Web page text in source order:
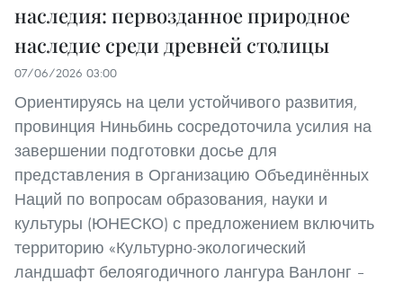
наследия: первозданное природное
наследие среди древней столицы
07/06/2026 03:00
Ориентируясь на цели устойчивого развития,
провинция Ниньбинь сосредоточила усилия на
завершении подготовки досье для
представления в Организацию Объединённых
Наций по вопросам образования, науки и
культуры (ЮНЕСКО) с предложением включить
территорию «Культурно-экологический
ландшафт белоягодичного лангура Ванлонг –